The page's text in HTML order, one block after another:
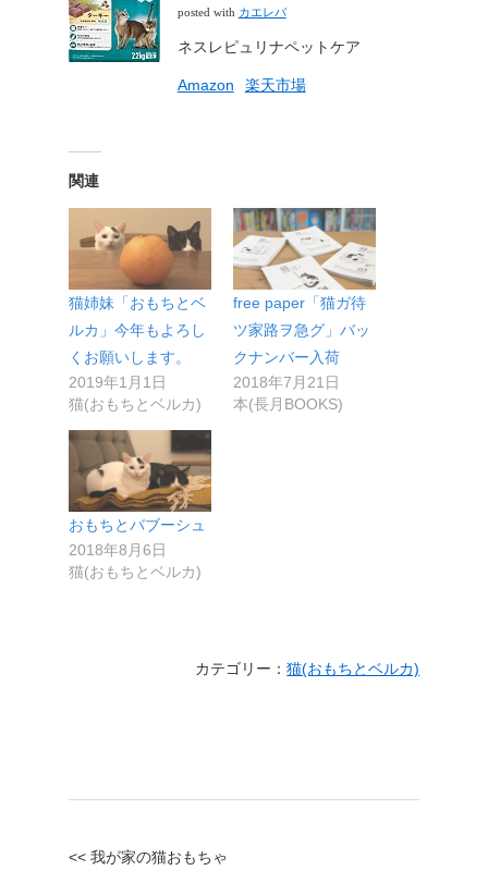
posted with カエレバ
ネスレピュリナペットケア
Amazon 楽天市場
関連
猫姉妹「おもちとベ
ルカ」今年もよろし
くお願いします。
2019年1月1日
猫(おもちとベルカ)
free paper「猫ガ待
ツ家路ヲ急グ」バッ
クナンバー入荷
2018年7月21日
本(長月BOOKS)
おもちとバブーシュ
2018年8月6日
猫(おもちとベルカ)
カテゴリー：猫(おもちとベルカ)
<< 我が家の猫おもちゃ